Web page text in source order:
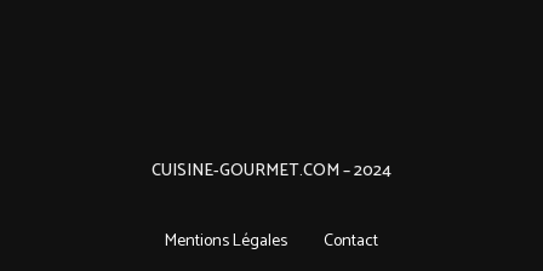
CUISINE-GOURMET.COM – 2024
Mentions Légales Contact